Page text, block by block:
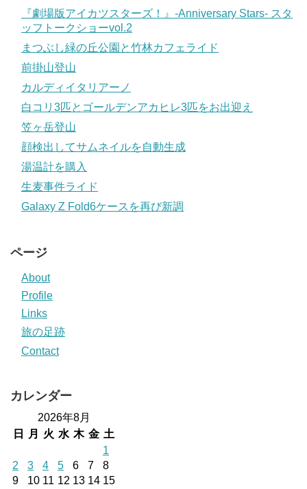
『劇場版アイカツスターズ！』-Anniversary Stars- スタ
ッフトークショーvol.2
まつぶし緑の丘公園と竹林カフェライド
前掛山登山
カルディイタリアーノ
白コリ3匹とゴールデンアカヒレ3匹をお出迎え
笠ヶ岳登山
顔検出してサムネイルを自動生成
湯温計を購入
生麦事件ライド
Galaxy Z Fold6ケースを再び新調
ページ
About
Profile
Links
旅の足跡
Contact
カレンダー
2026年8月
日
月 火 水 木 金 土
1
2
3 4 5 6 7
8
9
10 11 12 13 14 15